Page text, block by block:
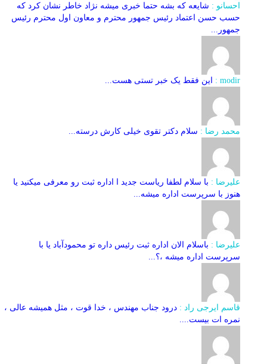
احسانو : شایعه که بشه حتما خبری میشه نژاد خاطر نشان کرد که
حسب حسن اعتماد رئیس جمهور محترم و معاون اول محترم رئیس
جمهور...
modir : این فقط یک خبر تستی هست...
محمد رضا : سلام دکتر تقوی خیلی کارش درسته...
علیرضا : با سلام لطفا ریاست جدید ا اداره ثبت‌ رو معرفی میکنید یا
هنوز با سرپرست اداره‌ میشه...
علیرضا : باسلام الان اداره ثبت رئیس داره تو محمودآباد یا با
سرپرست اداره میشه ،؟...
قاسم ایرجی راد : درود جناب مهندس ، خدا قوت ، مثل همیشه عالی ،
نمره ات بیست....